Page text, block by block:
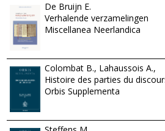
De Bruijn E.
Verhalende verzamelingen
Miscellanea Neerlandica
Colombat B., Lahaussois A.,
Histoire des parties du
Orbis Supplementa